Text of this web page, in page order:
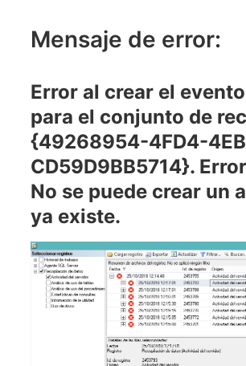
Mensaje de error:
Error al crear el
para el conjunto de
{49268954-4FD4-
CD59D9BB5714}.
No se puede crear un
ya existe.